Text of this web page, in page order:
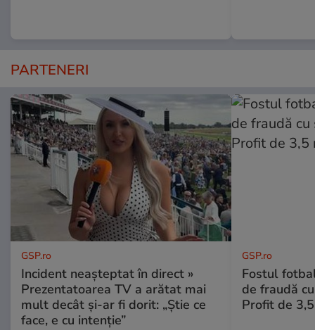
PARTENERI
GSP.ro
Incident neașteptat în direct »
Prezentatoarea TV a arătat mai
mult decât și-ar fi dorit: „Știe ce
face, e cu intenție”
GSP.ro
Fostul
de fraudă
Profit de